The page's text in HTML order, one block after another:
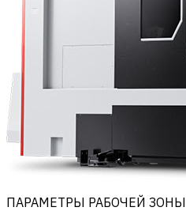
ПАРАМЕТРЫ РАБОЧЕЙ ЗОНЫ